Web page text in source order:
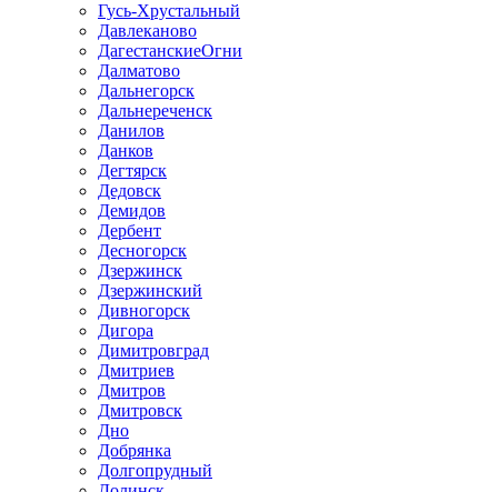
Гусь-Хрустальный
Давлеканово
ДагестанскиеОгни
Далматово
Дальнегорск
Дальнереченск
Данилов
Данков
Дегтярск
Дедовск
Демидов
Дербент
Десногорск
Дзержинск
Дзержинский
Дивногорск
Дигора
Димитровград
Дмитриев
Дмитров
Дмитровск
Дно
Добрянка
Долгопрудный